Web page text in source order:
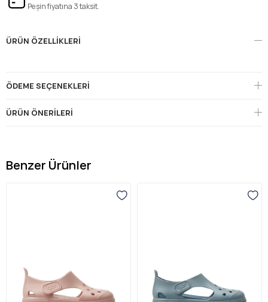
Peşin fiyatına 3 taksit.
ÜRÜN ÖZELLIKLERI
ÖDEME SEÇENEKLERI
ÜRÜN ÖNERILERI
Benzer Ürünler